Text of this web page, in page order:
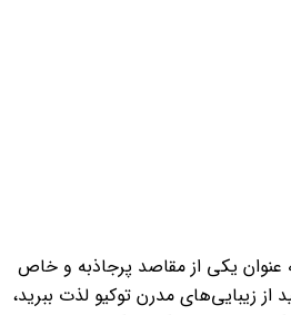
عنوان یکی از مقاصد پرجاذبه و خاص
زیبایی‌های مدرن توکیو لذت ببرید،